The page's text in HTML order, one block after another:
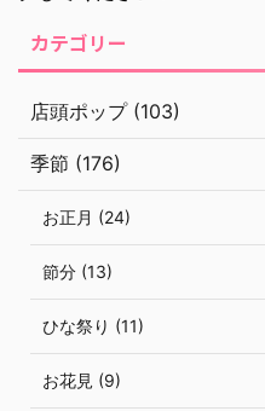
カテゴリー
店頭ポップ (103)
季節 (176)
お正月 (24)
節分 (13)
ひな祭り (11)
お花見 (9)